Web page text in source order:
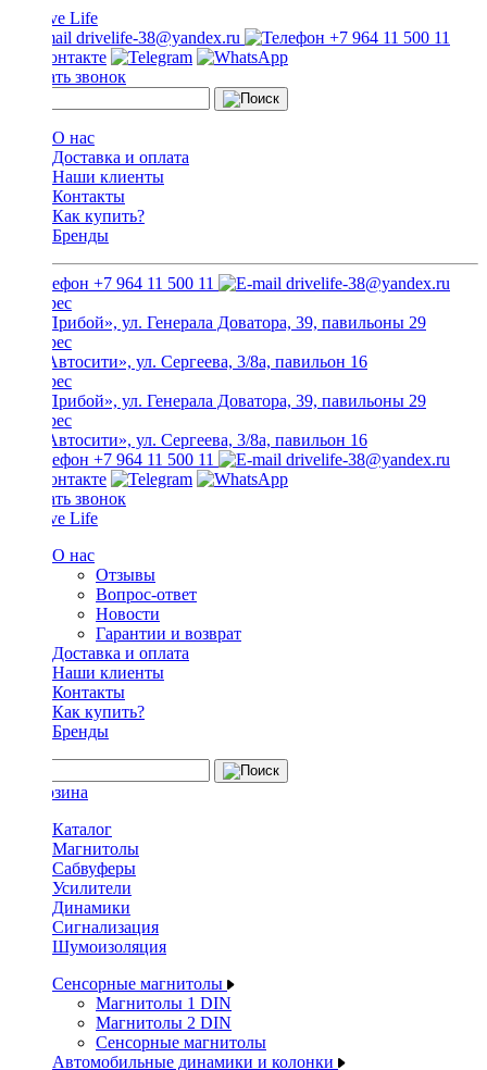
drivelife-38@yandex.ru +7 964 11 500 11
Заказать звонок
О нас
Доставка и оплата
Наши клиенты
Контакты
Как купить?
Бренды
+7 964 11 500 11 drivelife-38@yandex.ru
ТЦ «Прибой», ул. Генерала Доватора, 39, павильоны 29
ТЦ «Автосити», ул. Сергеева, 3/8а, павильон 16
ТЦ «Прибой», ул. Генерала Доватора, 39, павильоны 29
ТЦ «Автосити», ул. Сергеева, 3/8а, павильон 16
+7 964 11 500 11
drivelife-38@yandex.ru
Заказать звонок
О нас
Отзывы
Вопрос-ответ
Новости
Гарантии и возврат
Доставка и оплата
Наши клиенты
Контакты
Как купить?
Бренды
Каталог
Магнитолы
Сабвуферы
Усилители
Динамики
Сигнализация
Шумоизоляция
Сенсорные магнитолы
Магнитолы 1 DIN
Магнитолы 2 DIN
Сенсорные магнитолы
Автомобильные динамики и колонки